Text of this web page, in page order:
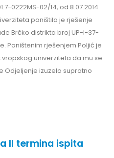
0222MS-02/14, od 8.07.2014.
poništila je rješenje
Brčko distrikta broj UP-I-37-
Poništenim rješenjem Poljić je
univerziteta da mu se
Odjeljenje izuzelo suprotno
II termina ispita